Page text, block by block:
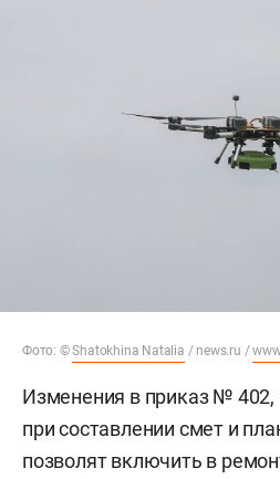
Фото: ©Shatokhina Natalia / news.ru /
Изменения в приказ №
при составлении смет и
позволят включить в